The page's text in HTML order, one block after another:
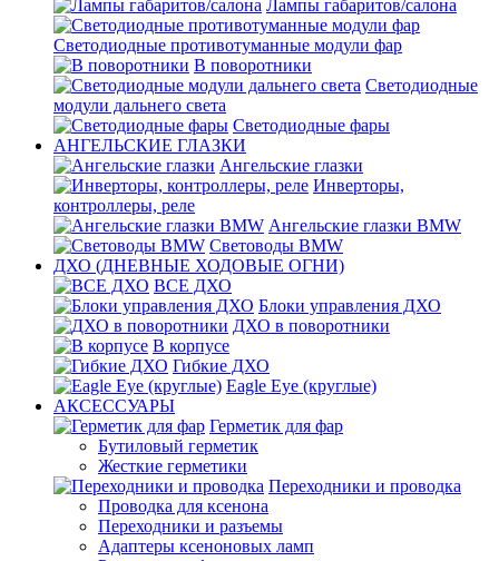
Лампы габаритов/салона
Светодиодные противотуманные модули фар
В поворотники
Светодиодные
модули дальнего света
Светодиодные фары
АНГЕЛЬСКИЕ ГЛАЗКИ
Ангельские глазки
Инверторы,
контроллеры, реле
Ангельские глазки BMW
Световоды BMW
ДХО (ДНЕВНЫЕ ХОДОВЫЕ ОГНИ)
ВСЕ ДХО
Блоки управления ДХО
ДХО в поворотники
В корпусе
Гибкие ДХО
Eagle Eye (круглые)
АКСЕССУАРЫ
Герметик для фар
Бутиловый герметик
Жесткие герметики
Переходники и проводка
Проводка для ксенона
Переходники и разъемы
Адаптеры ксеноновых ламп